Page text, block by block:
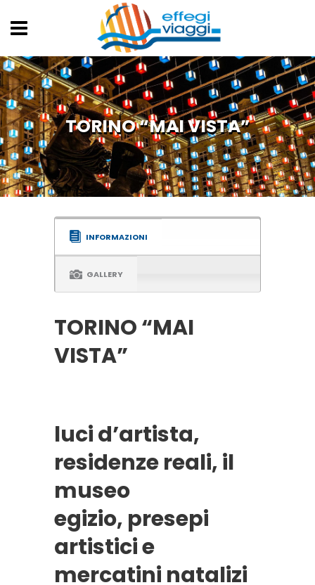
TORINO “MAI VISTA”
INFORMAZIONI
GALLERY
TORINO “MAI
VISTA”
luci d’artista,
residenze reali, il
museo
egizio, presepi
artistici e
mercatini natalizi